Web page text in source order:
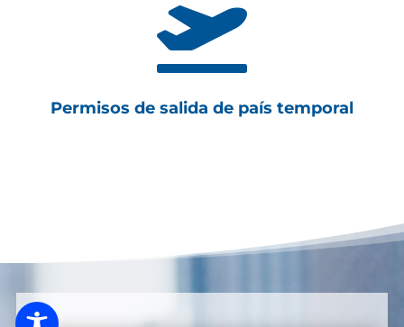

Permisos de salida de país temporal